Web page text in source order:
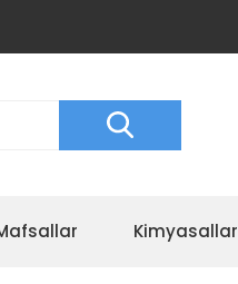
Kimyasallar